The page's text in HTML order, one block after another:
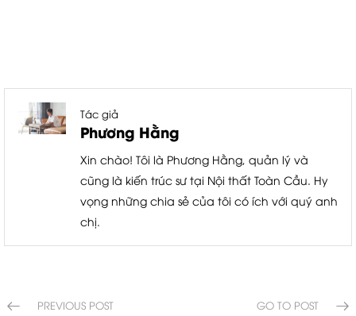
Tác giả
Phương Hằng
Xin chào! Tôi là Phương Hằng, quản lý và
cũng là kiến trúc sư tại Nội thất Toàn Cầu. Hy
vọng những chia sẻ của tôi có ích với quý anh
chị.
PREVIOUS POST GO TO POST